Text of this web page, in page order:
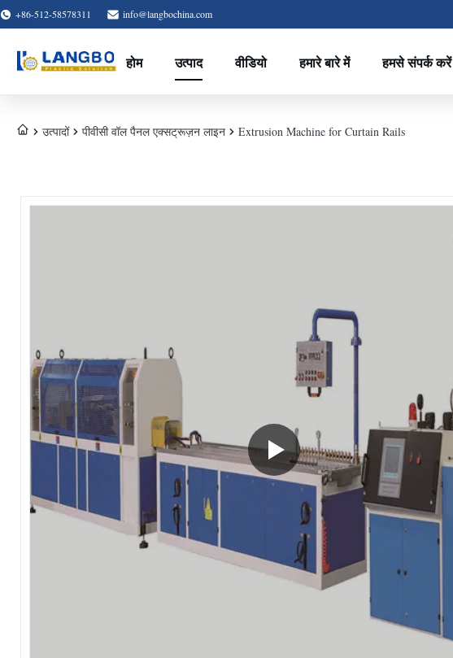
+86-512-58578311 info@langbochina.com
होम उत्पाद वीडियो हमारे बारे में हमसे संपर्क करें
उत्पादों पीवीसी वॉल पैनल एक्सट्रूज़न लाइन Extrusion Machine for Curtain Rails